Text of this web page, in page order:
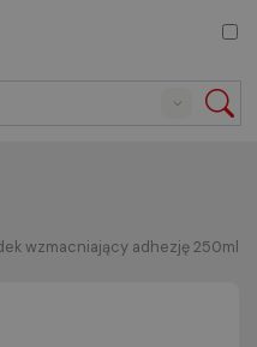
Search
wzmacniający adhezję 250ml